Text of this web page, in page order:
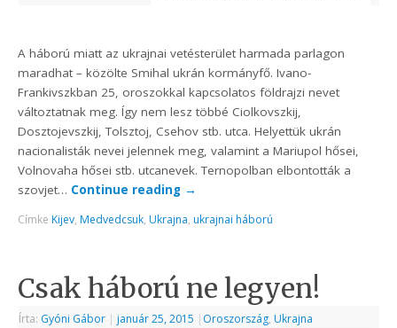
A háború miatt az ukrajnai vetésterület harmada parlagon
maradhat – közölte Smihal ukrán kormányfő. Ivano-
Frankivszkban 25, oroszokkal kapcsolatos földrajzi nevet
változtatnak meg. Így nem lesz többé Ciolkovszkij,
Dosztojevszkij, Tolsztoj, Csehov stb. utca. Helyettük ukrán
nacionalisták nevei jelennek meg, valamint a Mariupol hősei,
Volnovaha hősei stb. utcanevek. Ternopolban elbontották a
szovjet… Continue reading →
Címke Kijev, Medvedcsuk, Ukrajna, ukrajnai háború
Csak háború ne legyen!
Írta: Gyóni Gábor | január 25, 2015 | Oroszország, Ukrajna